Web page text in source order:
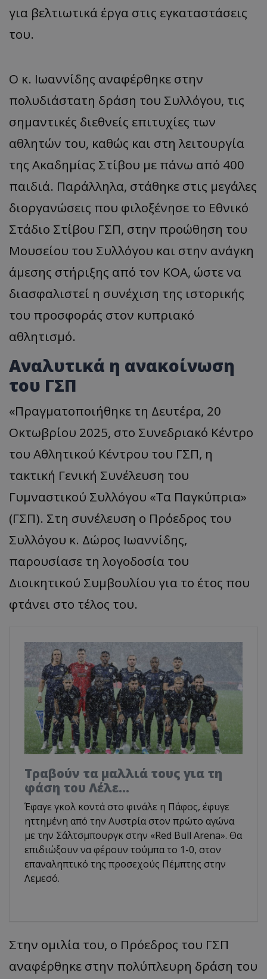
για βελτιωτικά έργα στις εγκαταστάσεις
του.
Ο κ. Ιωαννίδης αναφέρθηκε στην
πολυδιάστατη δράση του Συλλόγου, τις
σημαντικές διεθνείς επιτυχίες των
αθλητών του, καθώς και στη λειτουργία
της Ακαδημίας Στίβου με πάνω από 400
παιδιά. Παράλληλα, στάθηκε στις μεγάλες
διοργανώσεις που φιλοξένησε το Εθνικό
Στάδιο Στίβου ΓΣΠ, στην προώθηση του
Μουσείου του Συλλόγου και στην ανάγκη
άμεσης στήριξης από τον ΚΟΑ, ώστε να
διασφαλιστεί η συνέχιση της ιστορικής
του προσφοράς στον κυπριακό
αθλητισμό.
Αναλυτικά η ανακοίνωση
του ΓΣΠ
«Πραγματοποιήθηκε τη Δευτέρα, 20
Οκτωβρίου 2025, στο Συνεδριακό Κέντρο
του Αθλητικού Κέντρου του ΓΣΠ, η
τακτική Γενική Συνέλευση του
Γυμναστικού Συλλόγου «Τα Παγκύπρια»
(ΓΣΠ). Στη συνέλευση ο Πρόεδρος του
Συλλόγου κ. Δώρος Ιωαννίδης,
παρουσίασε τη λογοδοσία του
Διοικητικού Συμβουλίου για το έτος που
φτάνει στο τέλος του.
Τραβούν τα μαλλιά τους για τη
φάση του Λέλε…
Έφαγε γκολ κοντά στο φινάλε η Πάφος, έφυγε
ηττημένη από την Αυστρία στον πρώτο αγώνα
με την Σάλτσμπουργκ στην «Red Bull Arena». Θα
επιδιώξουν να φέρουν τούμπα το 1-0, στον
επαναληπτικό της προσεχούς Πέμπτης στην
Λεμεσό.
Στην ομιλία του, ο Πρόεδρος του ΓΣΠ
αναφέρθηκε στην πολύπλευρη δράση του